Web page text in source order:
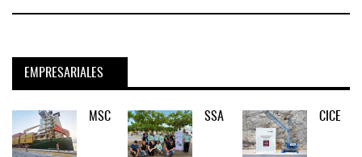
EMPRESARIALES
MSC SSA CICE